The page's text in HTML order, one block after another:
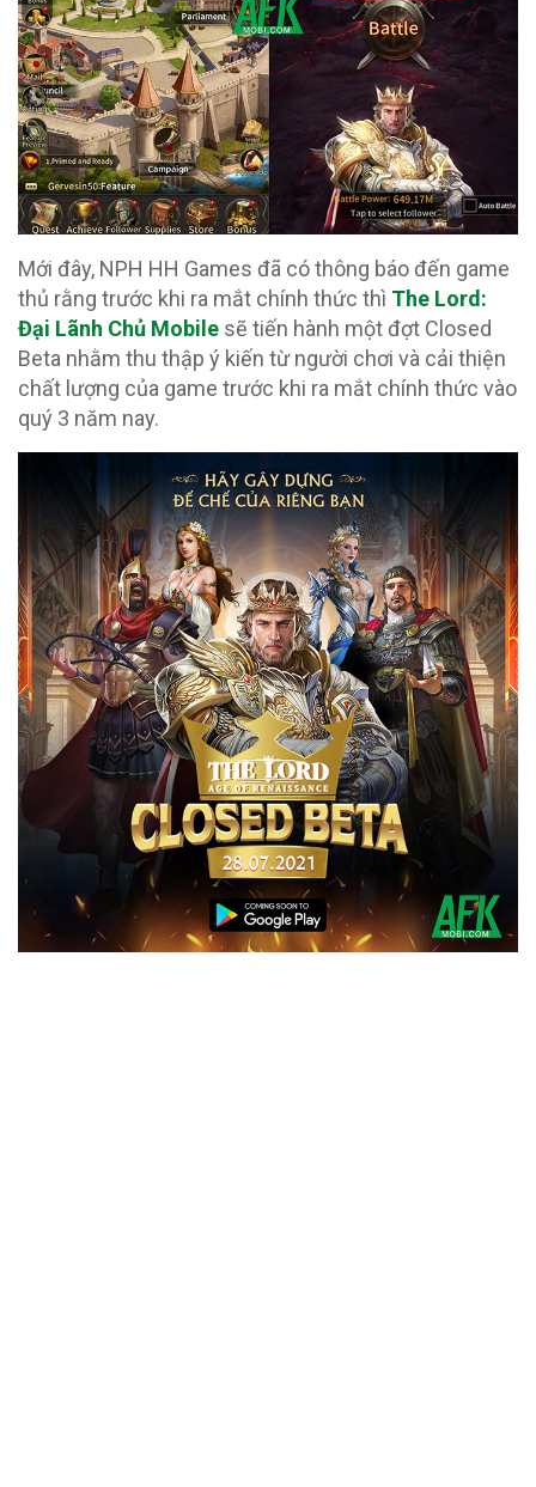
Mới đây, NPH HH Games đã có thông báo đến game
thủ rằng trước khi ra mắt chính thức thì The Lord:
Đại Lãnh Chủ Mobile sẽ tiến hành một đợt Closed
Beta nhằm thu thập ý kiến từ người chơi và cải thiện
chất lượng của game trước khi ra mắt chính thức vào
quý 3 năm nay.